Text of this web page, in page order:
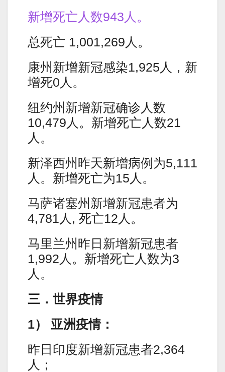
新增死亡人数943人。
总死亡 1,001,269人。
康州新增新冠感染1,925人，新
增死0人。
纽约州新增新冠确诊人数
10,479人。新增死亡人数21
人。
新泽西州昨天新增病例为5,111
人。新增死亡为15人。
马萨诸塞州新增新冠患者为
4,781人, 死亡12人。
马里兰州昨日新增新冠患者
1,992人。新增死亡人数为3
人。
三．世界疫情
1） 亚洲疫情：
昨日印度新增新冠患者2,364
人；